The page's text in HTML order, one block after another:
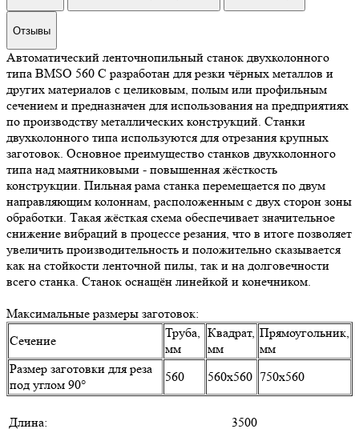
Отзывы
Автоматический ленточнопильный станок двухколонного
типа BMSO 560 C разработан для резки чёрных металлов и
других материалов с целиковым, полым или профильным
сечением и предназначен для использования на предприятиях
по производству металлических конструкций. Станки
двухколонного типа используются для отрезания крупных
заготовок. Основное преимущество станков двухколонного
типа над маятниковыми - повышенная жёсткость
конструкции. Пильная рама станка перемещается по двум
направляющим колоннам, расположенным с двух сторон зоны
обработки. Такая жёсткая схема обеспечивает значительное
снижение вибраций в процессе резания, что в итоге позволяет
увеличить производительность и положительно сказывается
как на стойкости ленточной пилы, так и на долговечности
всего станка. Станок оснащён линейкой и конечником.
Максимальные размеры заготовок:
Сечение
Труба,
мм
Квадрат,
мм
Прямоугольник,
мм
Размер заготовки для реза
под углом 90°
560 560х560 750х560
Длина:
3500